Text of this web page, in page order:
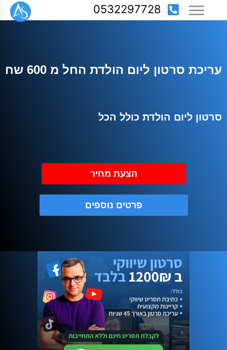
0532297728
עריכת סרטון ליום הולדת החל מ 600 שח
סרטון ליום הולדת כולל הכל
הצעת מחיר
פרטים נוספים